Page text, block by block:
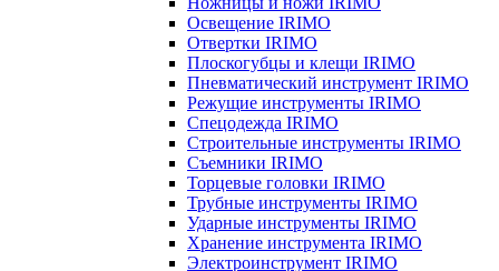
Освещение IRIMO
Отвертки IRIMO
Плоскогубцы и клещи IRIMO
Пневматический инструмент IRIMO
Режущие инструменты IRIMO
Спецодежда IRIMO
Строительные инструменты IRIMO
Съемники IRIMO
Торцевые головки IRIMO
Трубные инструменты IRIMO
Ударные инструменты IRIMO
Хранение инструмента IRIMO
Электроинструмент IRIMO